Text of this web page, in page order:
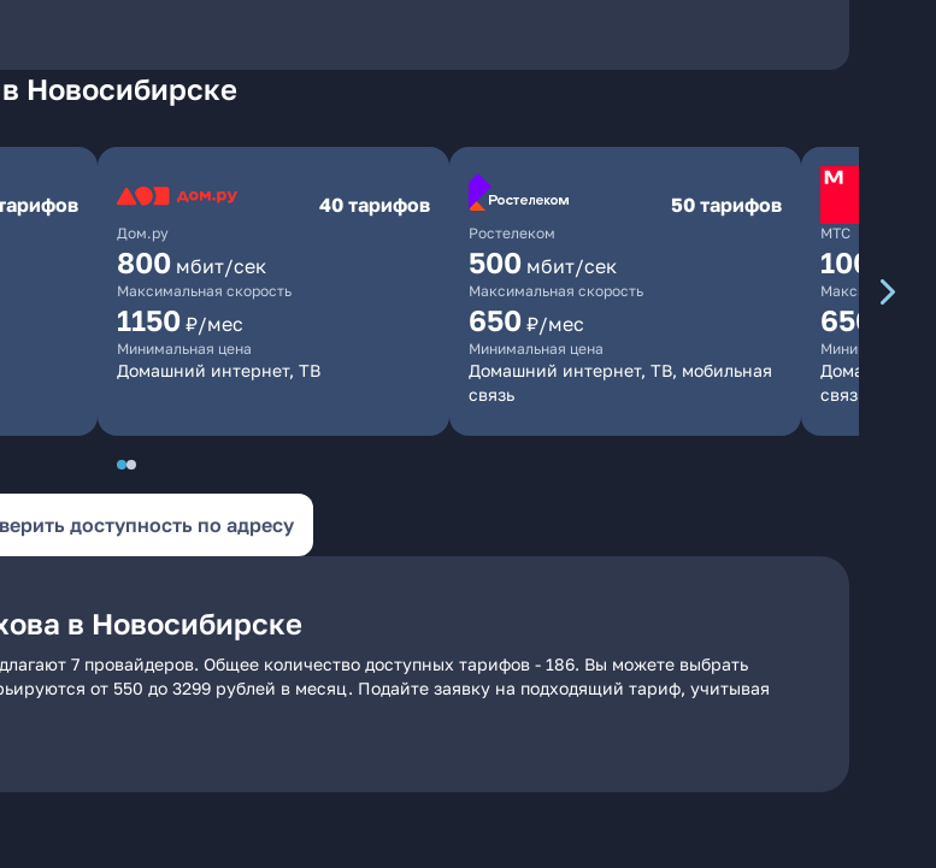
Новосибирске
Дом.ру
40 тарифов
800 мбит/сек
Максимальная скорость
1150 ₽/мес
Минимальная цена
Домашний интернет, ТВ
Ростелеком
50 тарифов
500 мбит/сек
Максимальная скорость
650 ₽/мес
Минимальная цена
Домашний интернет, ТВ, мобильная
связь
МТС
1000
Максимальная
650
Минимальная
Домашний
связь
доступность по адресу
в Новосибирске
7 провайдеров. Общее количество доступных тарифов - 186. Вы можете выбрать
от 550 до 3299 рублей в месяц. Подайте заявку на подходящий тариф, учитывая